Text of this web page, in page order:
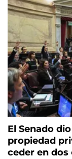
El Senado
propiedad
ceder en dos